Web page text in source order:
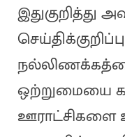
இதுகுறித்து
ஒற்றுமையை
ஊராட்சிகளை